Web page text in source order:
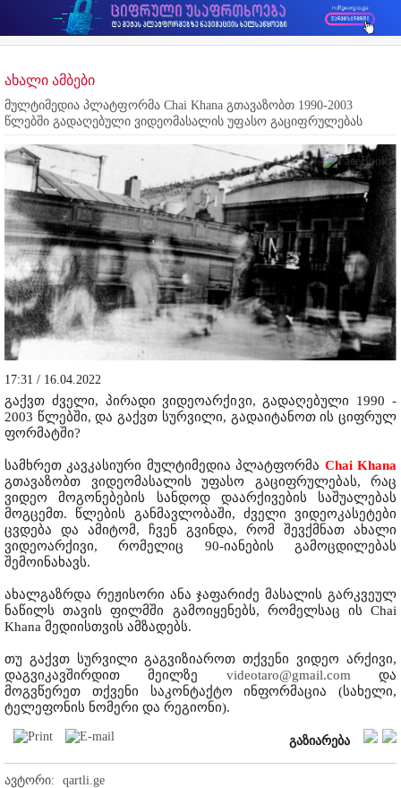
ახალი ამბები
მულტიმედია პლატფორმა Chai Khana გთავაზობთ 1990-2003
წლებში გადაღებული ვიდეომასალის უფასო გაციფრულებას
17:31 / 16.04.2022
გაქვთ ძველი, პირადი ვიდეოარქივი, გადაღებული 1990 -
2003 წლებში, და გაქვთ სურვილი, გადაიტანოთ ის ციფრულ
ფორმატში?
სამხრეთ კავკასიური მულტიმედია პლატფორმა Chai Khana
გთავაზობთ ვიდეომასალის უფასო გაციფრულებას, რაც
ვიდეო მოგონებების სანდოდ დაარქივების საშუალებას
მოგცემთ. წლების განმავლობაში, ძველი ვიდეოკასეტები
ცვდება და ამიტომ, ჩვენ გვინდა, რომ შევქმნათ ახალი
ვიდეოარქივი, რომელიც 90-იანების გამოცდილებას
შემოინახავს.
ახალგაზრდა რეჟისორი ანა ჯაფარიძე მასალის გარკვეულ
ნაწილს თავის ფილმში გამოიყენებს, რომელსაც ის Chai
Khana მედიისთვის ამზადებს.
თუ გაქვთ სურვილი გაგვიზიაროთ თქვენი ვიდეო არქივი,
დაგვიკავშირდით მეილზე videotaro@gmail.com და
მოგვწერეთ თქვენი საკონტაქტო ინფორმაცია (სახელი,
ტელეფონის ნომერი და რეგიონი).
გაზიარება
ავტორი:
qartli.ge